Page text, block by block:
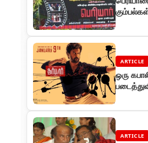
ARTICLE
ஒரு
ARTICLE